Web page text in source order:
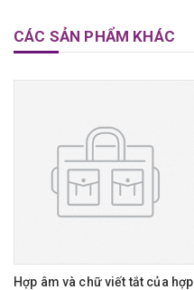
CÁC SẢN PHẨM KHÁC
Hợp âm và chữ viết tắt của hợp